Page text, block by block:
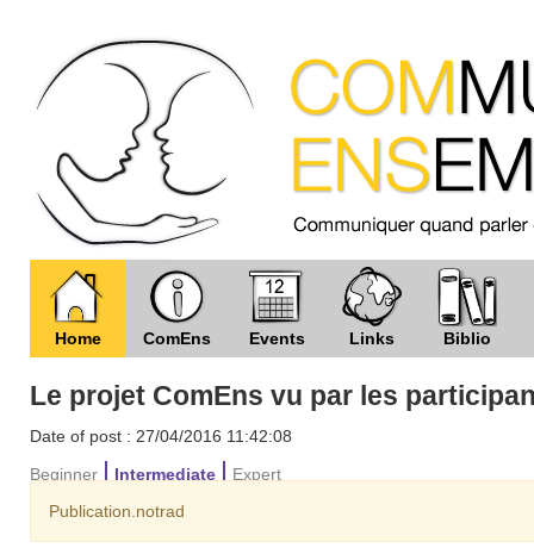
Home ComEns Events Links Biblio
Le projet ComEns vu par les
Date of post : 27/04/2016 11:42:08
Beginner
Intermediate
Expert
Publication.notrad